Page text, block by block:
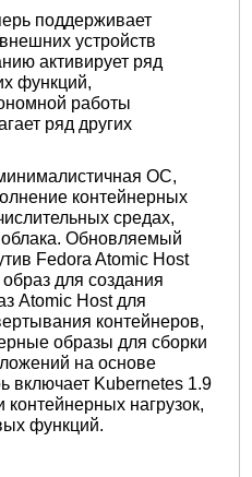
поддерживает
устройств
активирует ряд
функций,
работы
ряд других
ОС,
контейнерных
средах,
Обновляемый
Fedora Atomic Host
для создания
Atomic Host для
контейнеров,
образы для сборки
на основе
включает Kubernetes 1.9
нагрузок,
функций.